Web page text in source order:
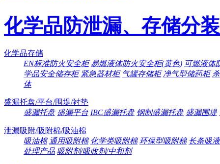
化学品防泄漏、存储分装
化学品存储
EN标准防火安全柜 易燃液体防火安全柜(黄色) 可燃液体
学品安全储存柜 紧急器材柜 气罐存储柜 净气型储药柜
体
盛漏托盘/平台/围堤/衬垫
盛漏托盘 盛漏平台 IBC盛漏托盘 钢制盛漏托盘 盛漏围堤
泄漏吸附/吸附棉/吸油棉
吸油棉 通用吸附棉 化学类吸附棉 环保型吸附棉 长条吸
处理产品 吸附剂/吸收剂/中和剂